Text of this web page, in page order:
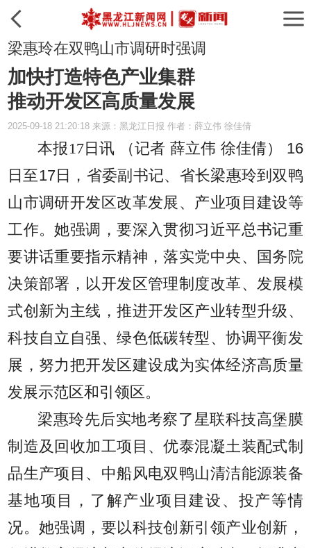
梁惠玲在双鸭山市调研时强调
加快打造特色产业集群
推动开发区高质量发展
2025-09-18 21:20:18 来源：黑龙江日报 作者：薛立伟 徐佳倩
本报17日讯 （记者 薛立伟 徐佳倩）
16
日至17日，省委副书记、省长梁惠玲到双鸭
山市调研开发区改革发展、产业项目建设等
工作。她强调，要深入贯彻习近平总书记重
要讲话重要指示精神，落实党中央、国务院
决策部署，以开发区管理制度改革、发展模
式创新为主线，推进开发区产业转型升级、
科技自立自强、绿色低碳转型、协调平衡发
展，努力把开发区建设成为实体经济高质量
发展示范区和引领区。
梁惠玲先后实地考察了星联科技高堡膜
制造及回收加工项目、优泰混凝土装配式制
品生产项目、中船风电双鸭山清洁能源装备
基地项目，了解产业项目建设、投产等情
况。她强调，要以科技创新引领产业创新，